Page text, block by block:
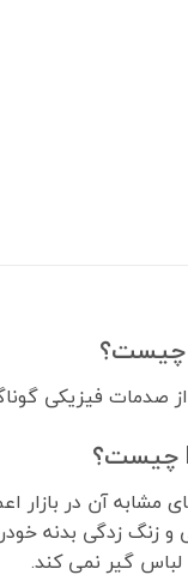
صدمات فیزیکی
مشابه آن در
زنگ زدگی بدنه
لباس گیر نمی کند.